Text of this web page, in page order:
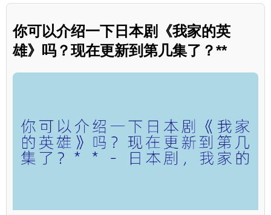
你可以介绍一下日本剧《我家的英
雄》吗？现在更新到第几集了？**